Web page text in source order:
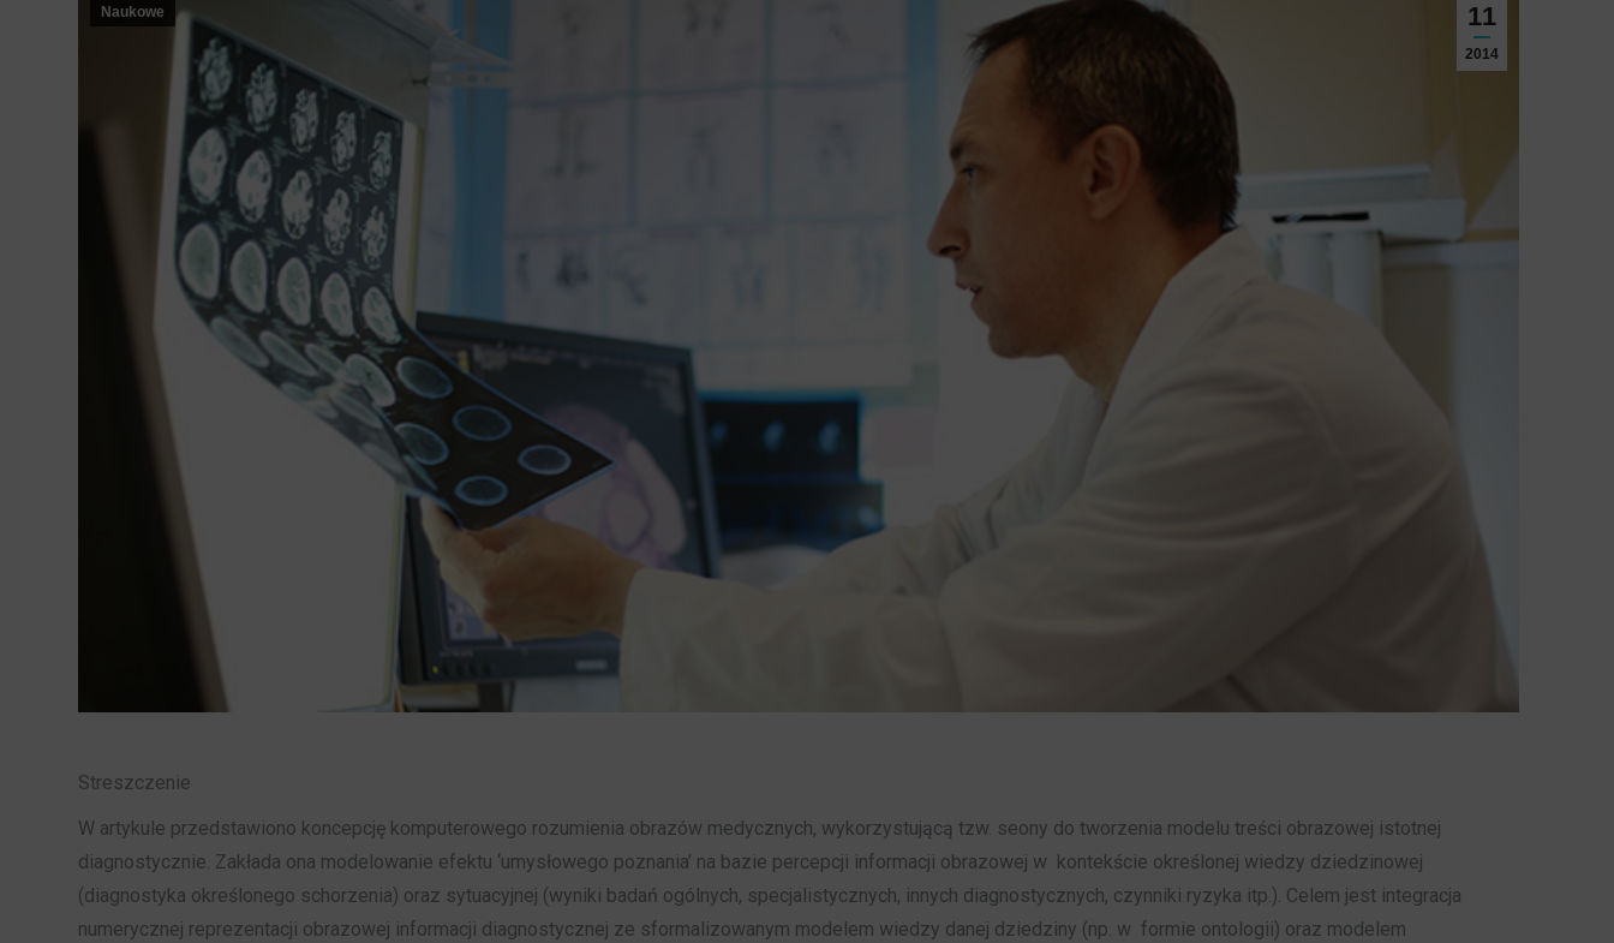
11
2014
Naukowe
Streszczenie
W artykule przedstawiono koncepcję komputerowego rozumienia obrazów medycznych, wykorzystującą tzw. seony do tworzenia modelu treści obrazowej istotnej
diagnostycznie. Zakłada ona modelowanie efektu ‘umysłowego poznania’ na bazie percepcji informacji obrazowej w kontekście określonej wiedzy dziedzinowej
(diagnostyka określonego schorzenia) oraz sytuacyjnej (wyniki badań ogólnych, specjalistycznych, innych diagnostycznych, czynniki ryzyka itp.). Celem jest integracja
numerycznej reprezentacji obrazowej informacji diagnostycznej ze sformalizowanym modelem wiedzy danej dziedziny (np. w formie ontologii) oraz modelem